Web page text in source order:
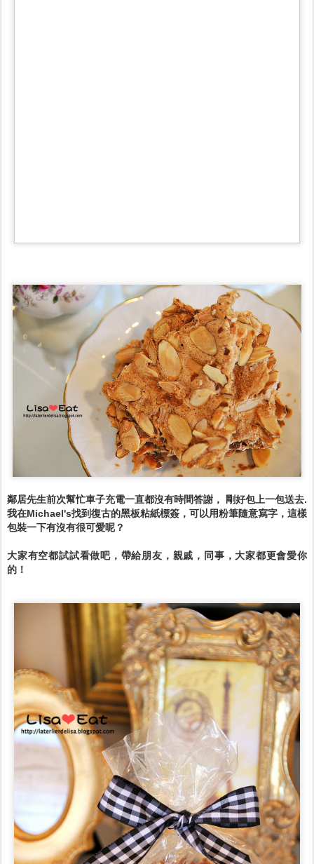
鄰居先生前次幫忙車子充電一直都沒有時間答謝， 剛好包上一包送去.
我在Michael's找到復古的黑板粘紙標簽，可以用粉筆隨意寫字，這樣
包裝一下有沒有很可愛呢？
大家有空都試試看做吧，帶給朋友，親戚，同事，大家都更會愛你
的！